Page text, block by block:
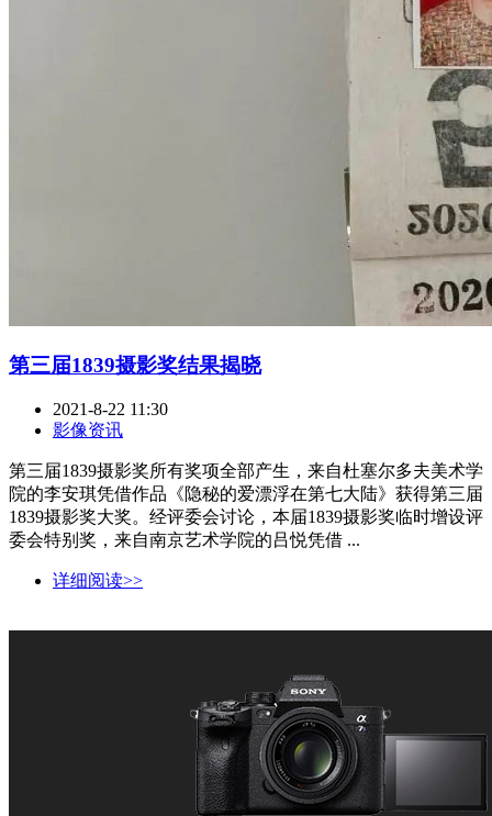
第三届1839摄影奖结果揭晓
2021-8-22 11:30
影像资讯
第三届1839摄影奖所有奖项全部产生，来自杜塞尔多夫美术学
院的李安琪凭借作品《隐秘的爱漂浮在第七大陆》获得第三届
1839摄影奖大奖。经评委会讨论，本届1839摄影奖临时增设评
委会特别奖，来自南京艺术学院的吕悦凭借 ...
详细阅读>>